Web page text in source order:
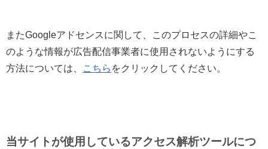
またGoogleアドセンスに関して、このプロセスの詳細やこ
のような情報が広告配信事業者に使用されないようにする
方法については、
こちら をクリックしてください。
当サイトが使用しているアクセス解析ツールにつ